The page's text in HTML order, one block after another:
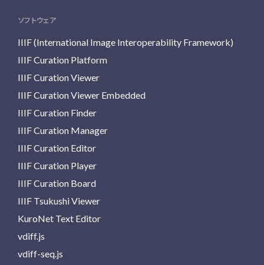
ソフトウェア
IIIF (International Image Interoperability Framework)
IIIF Curation Platform
IIIF Curation Viewer
IIIF Curation Viewer Embedded
IIIF Curation Finder
IIIF Curation Manager
IIIF Curation Editor
IIIF Curation Player
IIIF Curation Board
IIIF Tsukushi Viewer
KuroNet Text Editor
vdiff.js
vdiff-seq.js